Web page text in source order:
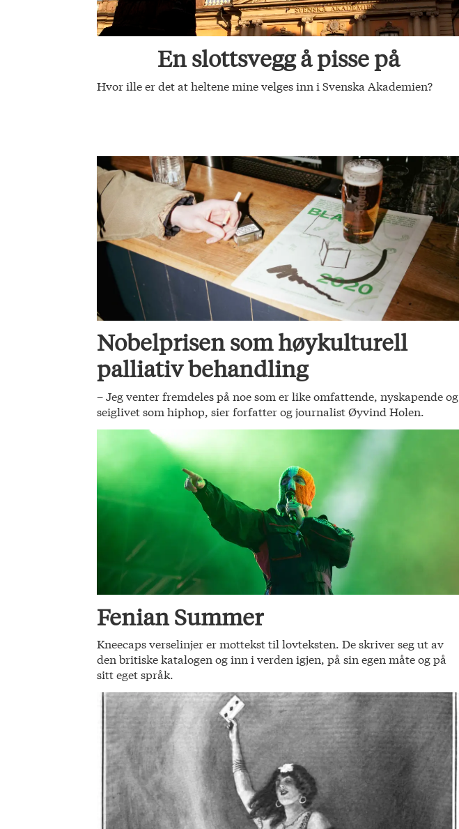
En slottsvegg å pisse på
Hvor ille er det at heltene mine velges inn i Svenska Akademien?
Nobelprisen som høykulturell
palliativ behandling
– Jeg venter fremdeles på noe som er like omfattende, nyskapende og
seiglivet som hiphop, sier forfatter og journalist Øyvind Holen.
Fenian Summer
Kneecaps verselinjer er mottekst til lovteksten. De skriver seg ut av
den britiske katalogen og inn i verden igjen, på sin egen måte og på
sitt eget språk.